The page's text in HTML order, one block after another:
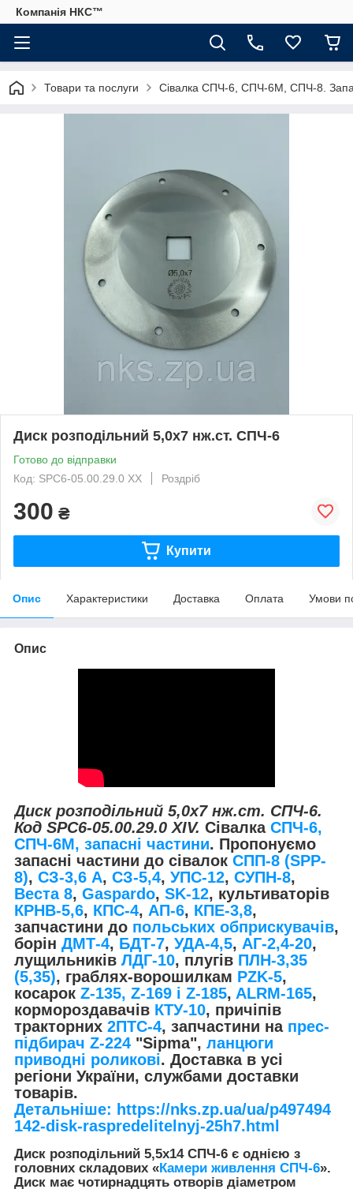
Компанія НКС™
Товари та послуги Сівалка СПЧ-6, СПЧ-6М, СПЧ-8.
Диск розподільний 5,0х7 нж.ст. СПЧ-6
Готово до відправки
Код: SPC6-05.00.29.0 ХХ
Роздріб
300 ₴
Купити
Опис Характеристики Доставка Оплата Умови
Опис
Диск розподільний 5,0х7 нж.ст. СПЧ-6.
Код SPC6-05.00.29.0 ХIV. Сівалка СПЧ-6,
СПЧ-6М, запасні частини. Пропонуємо
запасні частини до сівалок СПП-8 (SPP-
8), СЗ-3,6 А, СЗ-5,4, УПС-12, СУПН-8,
Веста 8, Gaspardo, SK-12, культиваторів
КРНВ-5,6, КПС-4, АП-6, КПЕ-3,8,
запчастини до польських обприскувачів,
борін ДМТ-4, БДТ-7, УДА-4,5, АГ-2,4-20,
лущильників ЛДГ-10, плугів ПЛН-3,35
(5,35), граблях-ворошилкам PZK-5,
косарок Z-135, Z-169 і Z-185, ALRM-165,
кормороздавачів КТУ-10, причіпів
тракторних 2ПТС-4, запчастини на прес-
підбирач Z-224 "Sipma", ланцюги
приводні роликові. Доставка в усі
регіони України, службами доставки
товарів.
Детальніше: https://nks.zp.ua/ua/p497494
142-disk-raspredelitelnyj-25h7.html
Диск розподільний 5,5х14 СПЧ-6 є однією з
головних складових «Камери живлення СПЧ-6».
Диск має чотирнадцять отворів діаметром